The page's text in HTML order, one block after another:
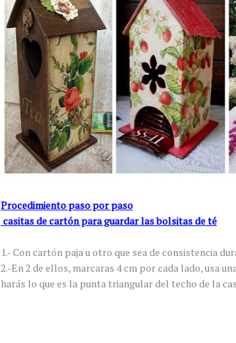
Procedimiento paso por paso
casitas de cartón para guardar las bolsitas de té
1.- Con cartón paja u otro que sea de consistencia
2.-En 2 de ellos, marcaras 4 cm por cada lado, usa
harás lo que es la punta triangular del techo de la